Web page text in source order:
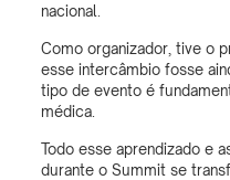
nacional.
Como organizador, tive o
esse intercâmbio fosse
tipo de evento é
médica.
Todo esse aprendizado e
durante o Summit se